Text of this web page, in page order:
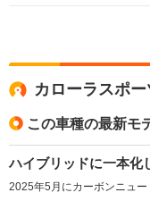
駆動方式
34.0km/
└高速道
FF、
カローラスポ
この車種の最新モ
ハイブリッドに一本化